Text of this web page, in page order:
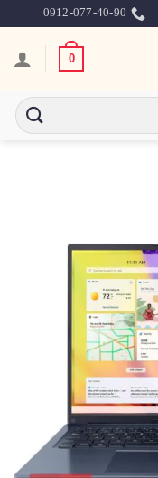
0912-077-40-90
0